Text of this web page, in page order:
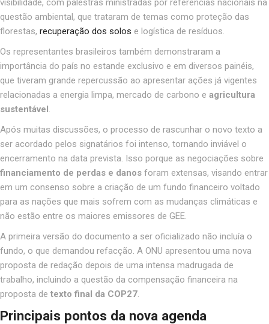
visibilidade, com palestras ministradas por referências nacionais na
questão ambiental, que trataram de temas como proteção das
florestas, recuperação dos solos e logística de resíduos.
Os representantes brasileiros também demonstraram a
importância do país no estande exclusivo e em diversos painéis,
que tiveram grande repercussão ao apresentar ações já vigentes
relacionadas a energia limpa, mercado de carbono e agricultura
sustentável.
Após muitas discussões, o processo de rascunhar o novo texto a
ser acordado pelos signatários foi intenso, tornando inviável o
encerramento na data prevista. Isso porque as negociações sobre
financiamento de perdas e danos foram extensas, visando entrar
em um consenso sobre a criação de um fundo financeiro voltado
para as nações que mais sofrem com as mudanças climáticas e
não estão entre os maiores emissores de GEE.
A primeira versão do documento a ser oficializado não incluía o
fundo, o que demandou refacção. A ONU apresentou uma nova
proposta de redação depois de uma intensa madrugada de
trabalho, incluindo a questão da compensação financeira na
proposta de texto final da COP27.
Principais pontos da nova agenda